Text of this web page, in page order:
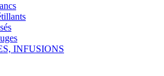
INFUSIONS